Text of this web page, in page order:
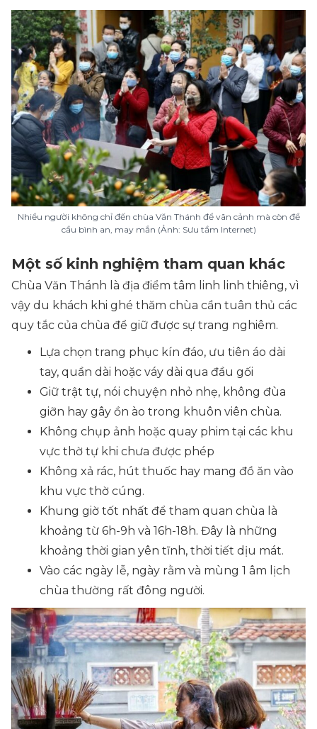
Nhiều người không chỉ đến chùa Văn Thánh để vãn cảnh mà còn để
cầu bình an, may mắn (Ảnh: Sưu tầm Internet)
Một số kinh nghiệm tham quan khác
Chùa Văn Thánh là địa điểm tâm linh linh thiêng, vì
vậy du khách khi ghé thăm chùa cần tuân thủ các
quy tắc của chùa để giữ được sự trang nghiêm.
Lựa chọn trang phục kín đáo, ưu tiên áo dài
tay, quần dài hoặc váy dài qua đầu gối
Giữ trật tự, nói chuyện nhỏ nhẹ, không đùa
giỡn hay gây ồn ào trong khuôn viên chùa.
Không chụp ảnh hoặc quay phim tại các khu
vực thờ tự khi chưa được phép
Không xả rác, hút thuốc hay mang đồ ăn vào
khu vực thờ cúng.
Khung giờ tốt nhất để tham quan chùa là
khoảng từ 6h-9h và 16h-18h. Đây là những
khoảng thời gian yên tĩnh, thời tiết dịu mát.
Vào các ngày lễ, ngày rằm và mùng 1 âm lịch
chùa thường rất đông người.